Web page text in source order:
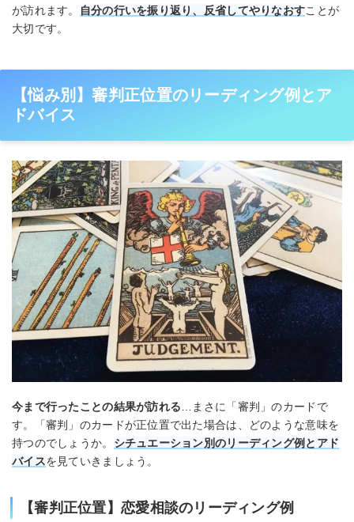
が訪れます。
自分の行いを振り返り、反省してやりなおすことが
大切です。
【悩み別】審判正位置のリーディング例とア
ドバイス
今まで行ったことの結果が訪れる …まさに「審判」のカードで
す。「審判」のカードが正位置で出た場合は、どのような意味を
持つのでしょうか。 シチュエーション別のリーディング例とアド
バイスを見ていきましょう。
【審判正位置】恋愛相談のリーディング例